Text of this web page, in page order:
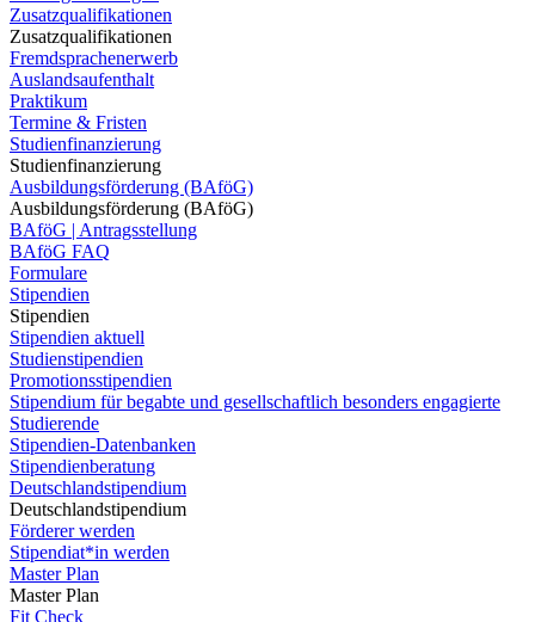
Zusatzqualifikationen
Zusatzqualifikationen
Fremdsprachenerwerb
Auslandsaufenthalt
Praktikum
Termine & Fristen
Studienfinanzierung
Studienfinanzierung
Ausbildungsförderung (BAföG)
Ausbildungsförderung (BAföG)
BAföG | Antragsstellung
BAföG FAQ
Formulare
Stipendien
Stipendien
Stipendien aktuell
Studienstipendien
Promotionsstipendien
Stipendium für begabte und gesellschaftlich besonders engagierte
Studierende
Stipendien-Datenbanken
Stipendienberatung
Deutschlandstipendium
Deutschlandstipendium
Förderer werden
Stipendiat*in werden
Master Plan
Master Plan
Fit Check